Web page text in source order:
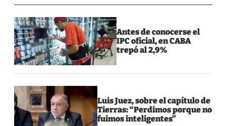
Antes de conocerse el
IPC oficial, en CABA
trepó al 2,9%
Luis Juez, sobre el capítulo de
Tierras: “Perdimos porque no
fuimos inteligentes”